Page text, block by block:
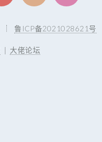
鲁ICP备2021028621号
| 大佬论坛